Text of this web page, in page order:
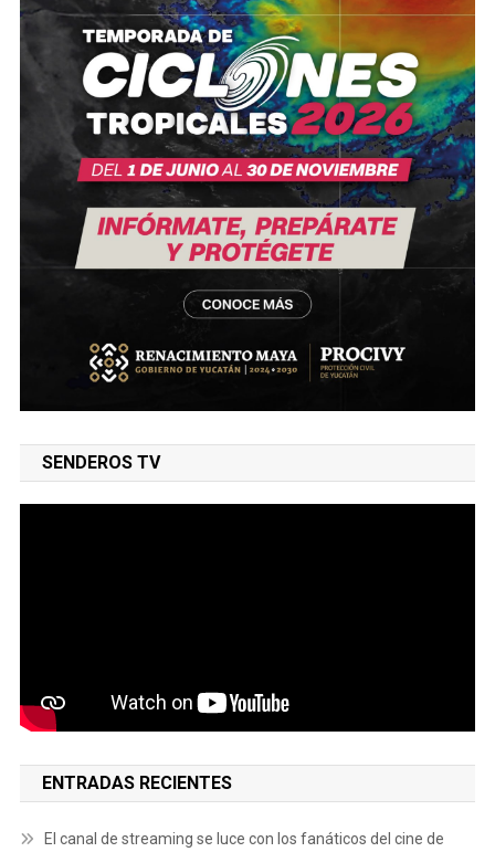
SENDEROS TV
ENTRADAS RECIENTES
El canal de streaming se luce con los fanáticos del cine de